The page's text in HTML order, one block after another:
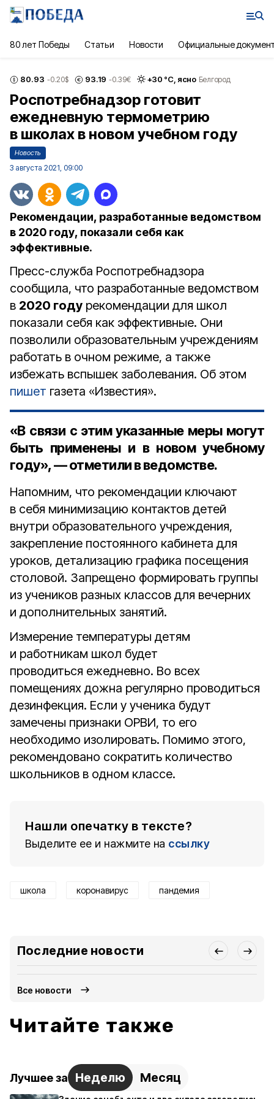
80 лет Победы Статьи Новости Официальные
80.93 -0.20$ 93.19 -0.39€ +30 °С, ясно Белгород
Роспотребнадзор готовит
ежедневную термометрию
в школах в новом учебном году
Новость
3 августа 2021, 09:00
Рекомендации, разработанные ведомством
в 2020 году, показали себя как
эффективные.
Пресс-служба Роспотребнадзора
сообщила, что разработанные ведомством
в 2020 году рекомендации для школ
показали себя как эффективные. Они
позволили образовательным учреждениям
работать в очном режиме, а также
избежать вспышек заболевания. Об этом
пишет газета «Известия».
«В связи с этим указанные меры могут
быть применены и в новом учебному
году», — отметили в ведомстве.
Напомним, что рекомендации ключают
в себя минимизацию контактов детей
внутри образовательного учреждения,
закрепление постоянного кабинета для
уроков, детализацию графика посещения
столовой. Запрещено формировать группы
из учеников разных классов для вечерних
и дополнительных занятий.
Измерение температуры детям
и работникам школ будет
проводиться ежедневно. Во всех
помещениях дожна регулярно проводиться
дезинфекция. Если у ученика будут
замечены признаки ОРВИ, то его
необходимо изолировать. Помимо этого,
рекомендовано сократить количество
школьников в одном классе.
Нашли опечатку в тексте?
Выделите ее и нажмите на ссылку
школа коронавирус пандемия
Последние новости
Все новости
Читайте также
Лучшее за Неделю Месяц